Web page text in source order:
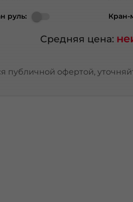
руль: Кран-
Средняя цена:
публичной офертой,